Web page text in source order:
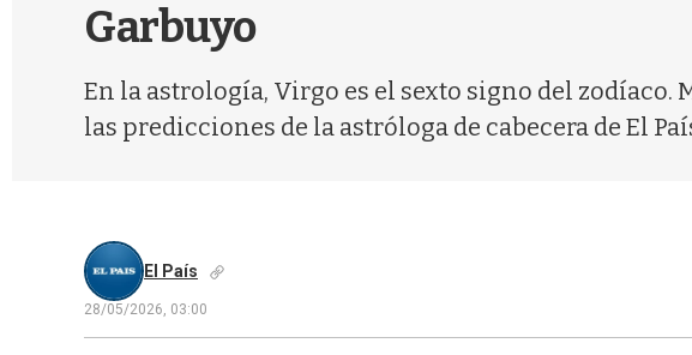
Garbuyo
En la astrología, Virgo es el sexto signo del zodíaco.
las predicciones de la astróloga de cabecera de El
El País
28/05/2026, 03:00